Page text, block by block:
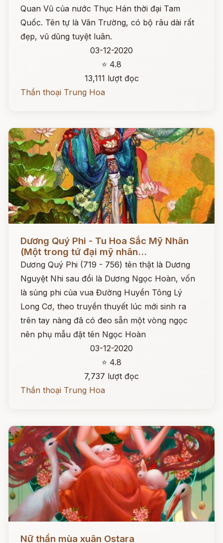
Quan Vũ của nước Thục Hán thời đại Tam
Quốc. Tên tự là Vân Trường, có bộ râu dài rất
đẹp, vũ dũng tuyệt luân.
03-12-2020
⭐ 4.8
13,111 lượt đọc
Thần thoại Trung Hoa
Dương Quý Phi - Tu Hoa Sắc Mỹ Nhân
(Một trong tứ đại mỹ nhân...
Dương Quý Phi (719 - 756) tên thật là Dương
Nguyệt Nhi sau đổi là Dương Ngọc Hoàn, vốn
là sủng phi của vua Đường Huyền Tông Lý
Long Cơ, theo truyền thuyết lúc mới sinh ra
trên tay nàng đã có đeo sẵn một vòng ngọc
nên phụ mẫu đặt tên Ngọc Hoàn
03-12-2020
⭐ 4.8
7,737 lượt đọc
Thần thoại Trung Hoa
Nữ thần mùa xuân Ostara